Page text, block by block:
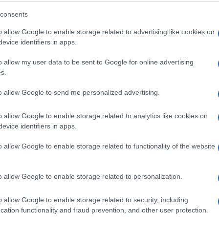
allow Google to enable storage related to advertising like cookies on
identifiers in apps.
allow my user data to be sent to Google for online advertising
allow Google to send me personalized advertising.
allow Google to enable storage related to analytics like cookies on
identifiers in apps.
allow Google to enable storage related to functionality of the website
allow Google to enable storage related to personalization.
allow Google to enable storage related to security, including
functionality and fraud prevention, and other user protection.
dostigao je u Verdijevoj operi "Don Karlos"
kritika u jugoslovenskoj štampi. Od 1988. je
na Terazijama. Veliki broj njegovih
su postali i estradne muzičke zvijezde u
je i kao profesor u Operaciji trijumf.
objavu na društvenoj mreži instagram.
više nema